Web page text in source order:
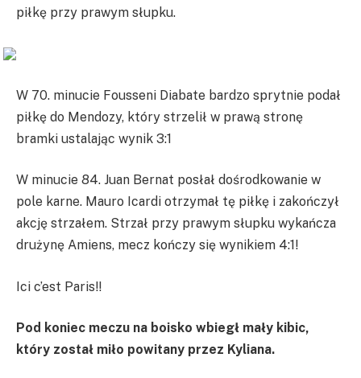
piłkę przy prawym słupku.
W 70. minucie Fousseni Diabate bardzo sprytnie podał
piłkę do Mendozy, który strzelił w prawą stronę
bramki ustalając wynik 3:1
W minucie 84. Juan Bernat posłał dośrodkowanie w
pole karne. Mauro Icardi otrzymał tę piłkę i zakończył
akcję strzałem. Strzał przy prawym słupku wykańcza
drużynę Amiens, mecz kończy się wynikiem 4:1!
Ici c’est Paris!!
Pod koniec meczu na boisko wbiegł mały kibic,
który został miło powitany przez Kyliana.